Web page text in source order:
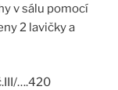
v sálu pomocí
2 lavičky a
….420